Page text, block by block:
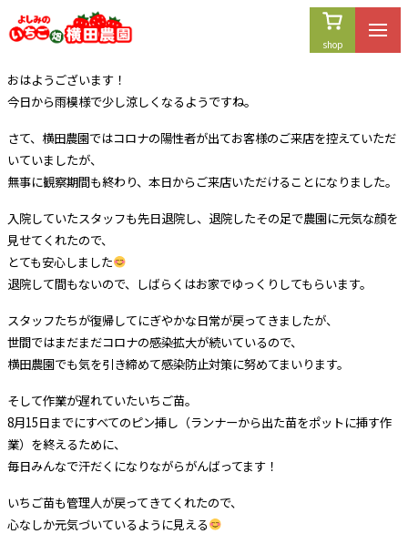
内
容
ス
キ
プ
おはようございます！
今日から雨模様で少し涼しくなるようですね。
さて、横田農園ではコロナの陽性者が出てお客様のご来店を控えていただ
いていましたが、
無事に観察期間も終わり、本日からご来店いただけることになりました。
入院していたスタッフも先日退院し、退院したその足で農園に元気な顔を
見せてくれたので、
とても安心しました
退院して間もないので、しばらくはお家でゆっくりしてもらいます。
スタッフたちが復帰してにぎやかな日常が戻ってきましたが、
世間ではまだまだコロナの感染拡大が続いているので、
横田農園でも気を引き締めて感染防止対策に努めてまいります。
そして作業が遅れていたいちご苗。
8月15日までにすべてのピン挿し（ランナーから出た苗をポットに挿す作
業）を終えるために、
毎日みんなで汗だくになりながらがんばってます！
いちご苗も管理人が戻ってきてくれたので、
心なしか元気づいているように見える